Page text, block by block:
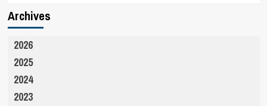
Archives
2026
2025
2024
2023